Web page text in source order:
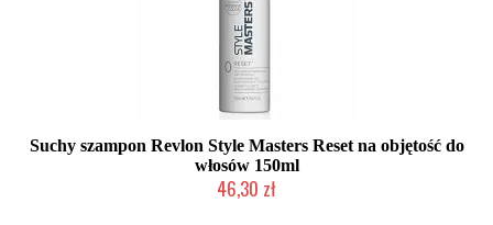
Suchy szampon Revlon Style Masters Reset na objętość do
włosów 150ml
46,30 zł